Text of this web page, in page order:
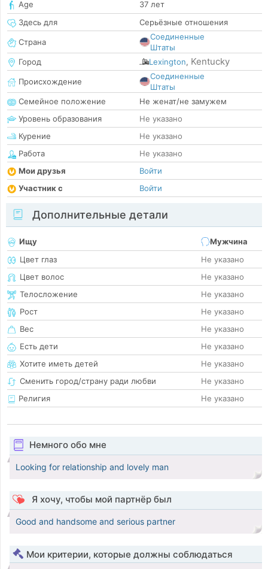
Age
37 лет
Здесь для
Серьёзные отношения
Страна
Соединенные
Штаты
Город
Lexington, Kentucky
Происхождение
Соединенные
Штаты
Семейное положение
Не женат/не замужем
Уровень образования
Не указано
Курение
Не указано
Работа
Не указано
Мои друзья
Войти
Участник с
Войти
Дополнительные детали
Ищу
Мужчина
Цвет глаз
Не указано
Цвет волос
Не указано
Телосложение
Не указано
Рост
Не указано
Вес
Не указано
Есть дети
Не указано
Хотите иметь детей
Не указано
Сменить город/страну ради любви
Не указано
Религия
Не указано
Немного обо мне
Looking for relationship and lovely man
Я хочу, чтобы мой партнёр был
Good and handsome and serious partner
Мои критерии, которые должны соблюдаться